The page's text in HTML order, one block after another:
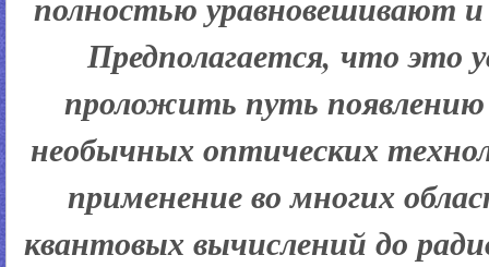
Предполагается, что
проложить путь
необычных оптических
применение во многих
квантовых вычислений до